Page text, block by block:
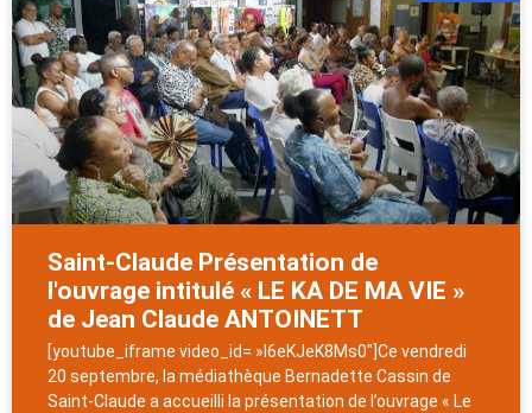
Saint-Claude Présentation de
l'ouvrage intitulé « LE KA DE MA VIE »
de Jean Claude ANTOINETT
[youtube_iframe video_id= »I6eKJeK8Ms0″]Ce vendredi
20 septembre, la médiathèque Bernadette Cassin de
Saint-Claude a accueilli la présentation de l’ouvrage « Le